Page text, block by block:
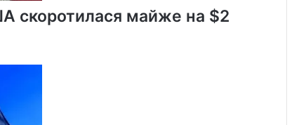
скоротилася майже на $2